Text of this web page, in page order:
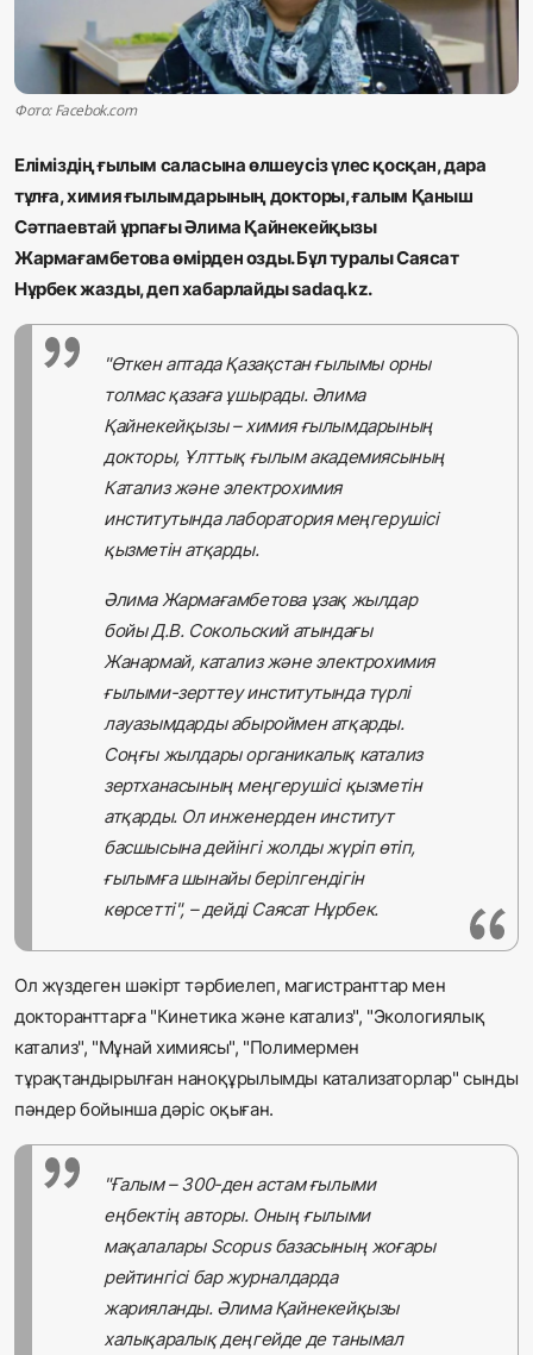
Жаңалықтар
Әлем
Журналистік зерттеу
Қазақ тілі
Фото: Facebok.com
Еліміздің ғылым саласына өлшеусіз үлес қосқан, дара
тұлға, химия ғылымдарының докторы, ғалым Қаныш
Сәтпаевтай ұрпағы Әлима Қайнекейқызы
Жармағамбетова өмірден озды. Бұл туралы Саясат
Нұрбек жазды, деп хабарлайды sadaq.kz.
"Өткен аптада Қазақстан ғылымы орны
толмас қазаға ұшырады. Әлима
Қайнекейқызы – химия ғылымдарының
докторы, Ұлттық ғылым академиясының
Катализ және электрохимия
институтында лаборатория меңгерушісі
қызметін атқарды.
Әлима Жармағамбетова ұзақ жылдар
бойы Д.В. Сокольский атындағы
Жанармай, катализ және электрохимия
ғылыми-зерттеу институтында түрлі
лауазымдарды абыроймен атқарды.
Соңғы жылдары органикалық катализ
зертханасының меңгерушісі қызметін
атқарды. Ол инженерден институт
басшысына дейінгі жолды жүріп өтіп,
ғылымға шынайы берілгендігін
көрсетті", – дейді Саясат Нұрбек.
Ол жүздеген шәкірт тәрбиелеп, магистранттар мен
докторанттарға "Кинетика және катализ", "Экологиялық
катализ", "Мұнай химиясы", "Полимермен
тұрақтандырылған наноқұрылымды катализаторлар" сынды
пәндер бойынша дәріс оқыған.
"Ғалым – 300-ден астам ғылыми
еңбектің авторы. Оның ғылыми
мақалалары Scopus базасының жоғары
рейтингісі бар журналдарда
жарияланды. Әлима Қайнекейқызы
халықаралық деңгейде де танымал